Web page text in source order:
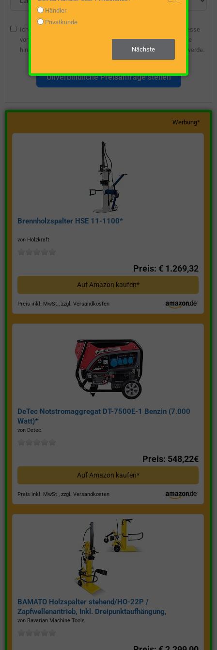
Ich bin damit einverstanden, dass die angegebene E-Mail-Adresse
vom Webseitenbetreiber gespeichert wird, damit ich über diese
hinsichtlich eines unverbindlichen Preisangebots kontaktiert werde.
Unverbindliche Preisanfrage stellen
Werbung*
Brennholzspalter HSE 11-1100*
von Holzkraft
Preis: € 1.269,32
Auf Amazon kaufen*
Preis inkl. MwSt., zzgl. Versandkosten
DeTec Notstromaggregat DT-7500E-1 Benzin (7.000
Watt)*
von Detec.
Preis: 548,22€
Auf Amazon kaufen*
Preis inkl. MwSt., zzgl. Versandkosten
BAMATO Holzspalter stehend/HO-22P /
Zapfwellenantrieb, Inkl. Dreipunktaufhängung,
Spaltkraft 22 Tonnen*
von Bavarian Machine Tools
Händler
Privatkunde
Nächste